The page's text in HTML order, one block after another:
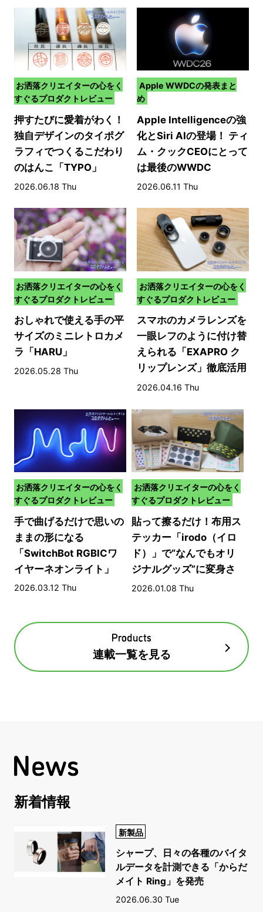
お洒落クリエイターの心をく
すぐるプロダクトレビュー
押すたびに愛着がわく！
独自デザインのタイポグ
ラフィでつくるこだわり
のはんこ「TYPO」
2026.06.18 Thu
Apple WWDCの発表まと
め
Apple Intelligenceの強
化とSiri AIの登場！ ティ
ム・クックCEOにとって
は最後のWWDC
2026.06.11 Thu
お洒落クリエイターの心をく
すぐるプロダクトレビュー
おしゃれで使える手の平
サイズのミニレトロカメ
ラ「HARU」
2026.05.28 Thu
お洒落クリエイターの心をく
すぐるプロダクトレビュー
スマホのカメラレンズを
一眼レフのように付け替
えられる「EXAPRO ク
リップレンズ」徹底活用
術！
2026.04.16 Thu
お洒落クリエイターの心をく
すぐるプロダクトレビュー
手で曲げるだけで思いの
ままの形になる
「SwitchBot RGBICワ
イヤーネオンライト」
2026.03.12 Thu
お洒落クリエイターの心をく
すぐるプロダクトレビュー
貼って擦るだけ！布用ス
テッカー「irodo（イロ
ド）」で“なんでもオリ
ジナルグッズ”に変身さ
せる方法​
2026.01.08 Thu
連載一覧を見る
新着情報
新製品
シャープ、日々の各種のバイタ
ルデータを計測できる「からだ
メイト Ring」を発売
2026.06.30 Tue